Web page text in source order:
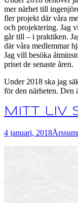
mer närhet till
fler projekt där våra
och projektering. Jag
går till – i praktiken.
där våra medlemmar
Jag vill besöka
priset de senaste åren.
Under 2018 ska jag
för den närheten. Den
Mitt liv
4 januari, 2018